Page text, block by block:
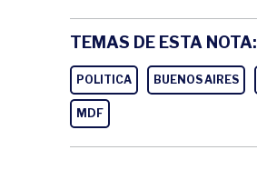
TEMAS DE ESTA NOTA:
POLITICA BUENOS AIRES
MDF